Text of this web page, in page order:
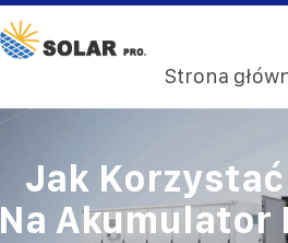
Strona
Jak
Na Akumulator